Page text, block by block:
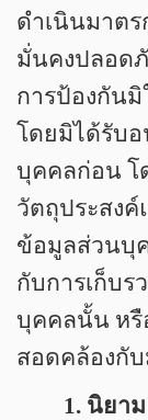
ดำเนินมาตร
มั่นคงปลอด
การป้องกัน
โดยมิได้รับ
บุคคลก่อน โ
วัตถุประสง
ข้อมูลส่วนบุ
กับการเก็บร
บุคคลนั้น ห
สอดคล้องกั
1. นิยาม